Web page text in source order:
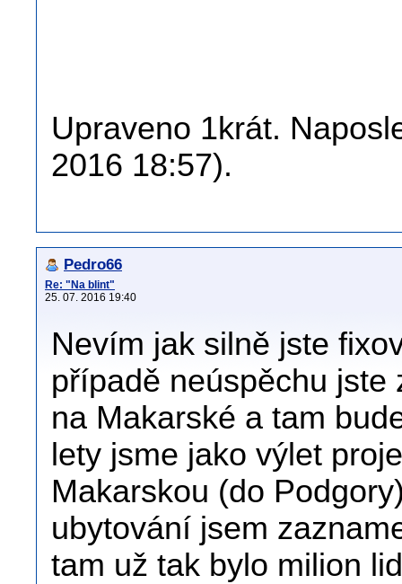
Upraveno 1krát.
2016 18:57).
Pedro66
Re: "Na blint"
25. 07. 2016 19:40
Nevím jak silně jste
případě neúspěchu jste
na Makarské a tam
lety jsme jako výlet
Makarskou (do
ubytování jsem
tam už tak bylo milion